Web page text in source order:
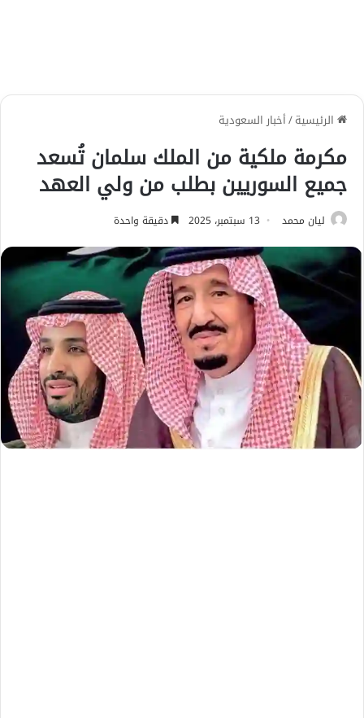
الرئيسية/أخبار السعودية
مكرمة ملكية من الملك سلمان تُسعد
جميع السوريين بطلب من ولي العهد
ليان محمد 13 سبتمبر، 2025 دقيقة واحدة